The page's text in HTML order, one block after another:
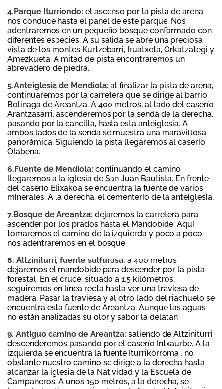
4.Parque Iturriondo: el ascenso por la pista de arena
nos conduce hasta el panel de este parque. Nos
adentraremos en un pequeño bosque conformado con
diferentes especies. A su salida se abre una preciosa
vista de los montes Kurtzebarri, Iruatxeta, Orkatzategi y
Amezkueta. A mitad de pista encontraremos un
abrevadero de piedra.
5.Anteiglesia de Mendiola: al finalizar la pista de arena,
continuaremos por la carretera que se dirige al barrio
Bolinaga de Areantza. A 400 metros, al lado del caserío
Arantzasarri, ascenderemos por la senda de la derecha,
pasando por la cancilla, hasta esta anteiglesia. A
ambos lados de la senda se muestra una maravillosa
panorámica. Siguiendo la pista llegaremos al caserío
Olabena.
6.Fuente de Mendiola: continuando el camino
llegaremos a la iglesia de San Juan Bautista. En frente
del caserío Elixakoa se encuentra la fuente de varios
minerales. A la derecha, el cementerio de la anteiglesia.
7.Bosque de Areantza: dejaremos la carretera para
ascender por los prados hasta el Mandobide. Aquí
tomaremos el camino de la izquierda y poco a poco
nos adentraremos en el bosque.
8. Altziniturri, fuente sulfurosa: a 400 metros
dejaremos el mandobide para descender por la pista
forestal. En el cruce, situado a 1,5 kilómetros,
seguiremos en línea recta hasta ver una traviesa de
madera. Pasar la traviesa y al otro lado del riachuelo se
encuentra esta fuente de Areantza. Aunque las aguas
no están analizadas su olor y sabor la delatan
9. Antiguo camino de Areantza: saliendo de Altziniturri
descenderemos pasando por el caserío Intxaurbe. A la
izquierda se encuentra la fuente Iturrikorroma , no
obstante nuestro camino se dirige a la derecha hasta
alcanzar la iglesia de la Natividad y la Escuela de
Campaneros. A unos 150 metros, a la derecha, se